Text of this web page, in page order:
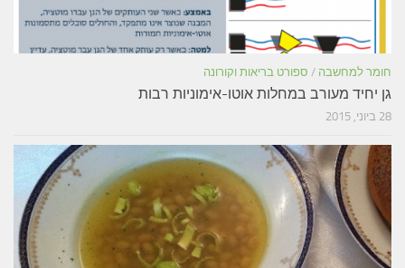
חומר למחשבה / ספורט בריאות וקורונה
גן יחיד מעורב במחלות אוטו-אימוניות רבות
28 ביוני, 2015